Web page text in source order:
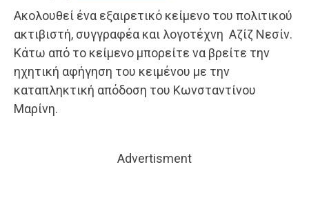
Ακολουθεί ένα εξαιρετικό κείμενο του πολιτικού
ακτιβιστή, συγγραφέα και λογοτέχνη Αζίζ Νεσίν.
Κάτω από το κείμενο μπορείτε να βρείτε την
ηχητική αφήγηση του κειμένου με την
καταπληκτική απόδοση του Κωνσταντίνου
Μαρίνη.
Advertisment